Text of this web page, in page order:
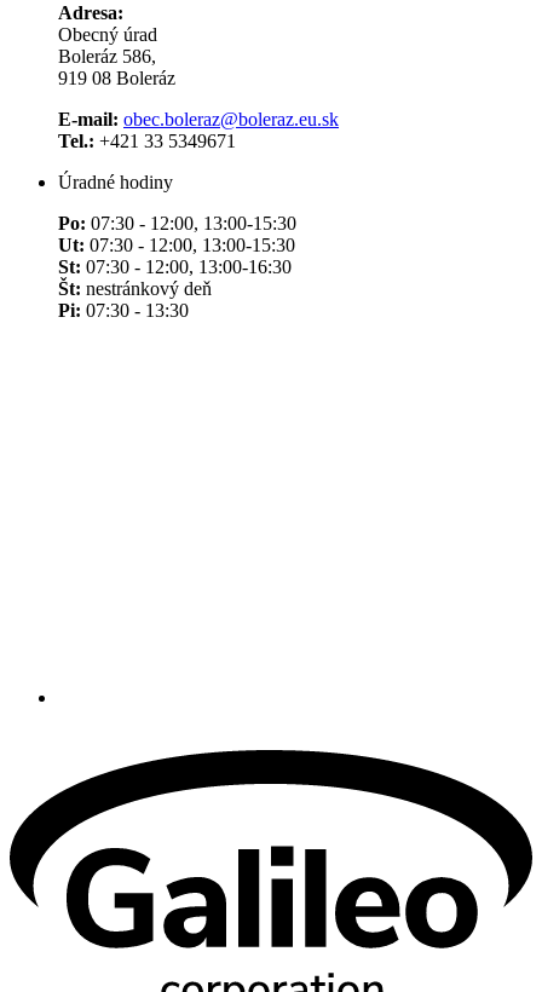
Adresa:
Obecný úrad
Boleráz 586,
919 08 Boleráz
E-mail: obec.boleraz@boleraz.eu.sk
Tel.: +421 33 5349671
Úradné hodiny
Po: 07:30 - 12:00, 13:00-15:30
Ut: 07:30 - 12:00, 13:00-15:30
St: 07:30 - 12:00, 13:00-16:30
Št: nestránkový deň
Pi: 07:30 - 13:30